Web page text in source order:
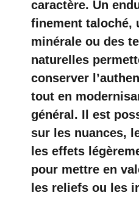
caractère. Un
finement taloché,
minérale ou des
naturelles
conserver
tout en
général. Il est
sur les nuances,
les effets
pour mettre en
les reliefs ou les